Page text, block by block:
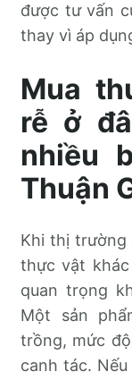
được tư vấn
thay vì áp
Mua
rễ ở
nhiều
Thuận
Khi thị trường
thực vật
quan trọng
Một sản
trồng, mức
canh tác.